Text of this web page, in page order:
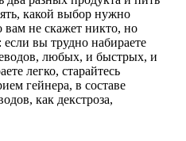
какой выбор нужно
вам не скажет никто, но
если вы трудно набираете
любых, и быстрых, и
легко, старайтесь
гейнера, в составе
как декстроза,